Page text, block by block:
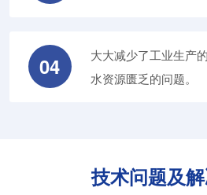
04
大大减少了工业生产
水资源匮乏的问题。
技术问题及